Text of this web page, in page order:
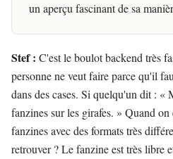
un aperçu fascinant de sa
Stef : C'est le boulot backend très
personne ne veut faire parce qu'il
dans des cases. Si quelqu'un dit : «
fanzines sur les girafes. » Quand
fanzines avec des formats très
retrouver ? Le fanzine est très libre